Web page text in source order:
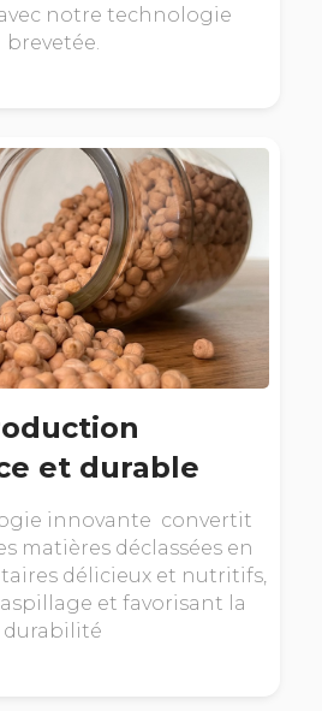
notre technologie
brevetée.
et durable
innovante convertit
matières déclassées en
délicieux et nutritifs,
et favorisant la
durabilité